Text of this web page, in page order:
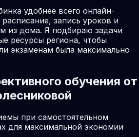
удобнее всего онлайн-
запись уроков и
из дома. Я подбираю задачи
ресурсы региона, чтобы
экзаменам была максимально
обучения от
при самостоятельном
для максимальной экономии